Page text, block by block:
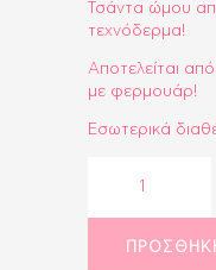
Τσάντα ώμου
τεχνόδερμα!
Αποτελείται
με φερμουάρ!
Εσωτερικά